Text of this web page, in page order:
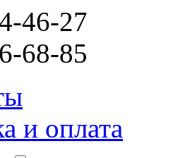
46-27
68-85
и оплата